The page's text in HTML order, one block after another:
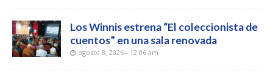
Los Winnis estrena “El coleccionista de
cuentos” en una sala renovada
agosto 8, 2026 - 12:06 am